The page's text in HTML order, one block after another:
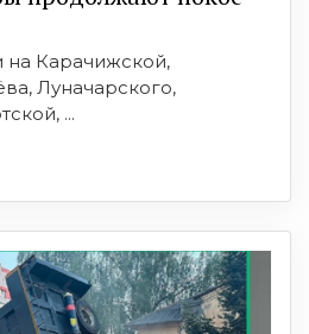
Карачижской,
Луначарского,
...